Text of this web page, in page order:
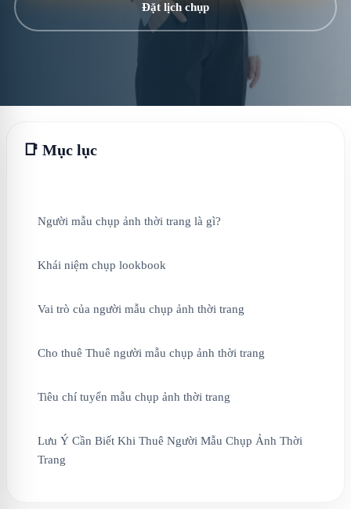
Đặt lịch chụp
📑 Mục lục
Người mẫu chụp ảnh thời trang là gì?
Khái niệm chụp lookbook
Vai trò của người mẫu chụp ảnh thời trang
Cho thuê Thuê người mẫu chụp ảnh thời trang
Tiêu chí tuyển mẫu chụp ảnh thời trang
Lưu Ý Cần Biết Khi Thuê Người Mẫu Chụp Ảnh Thời
Trang